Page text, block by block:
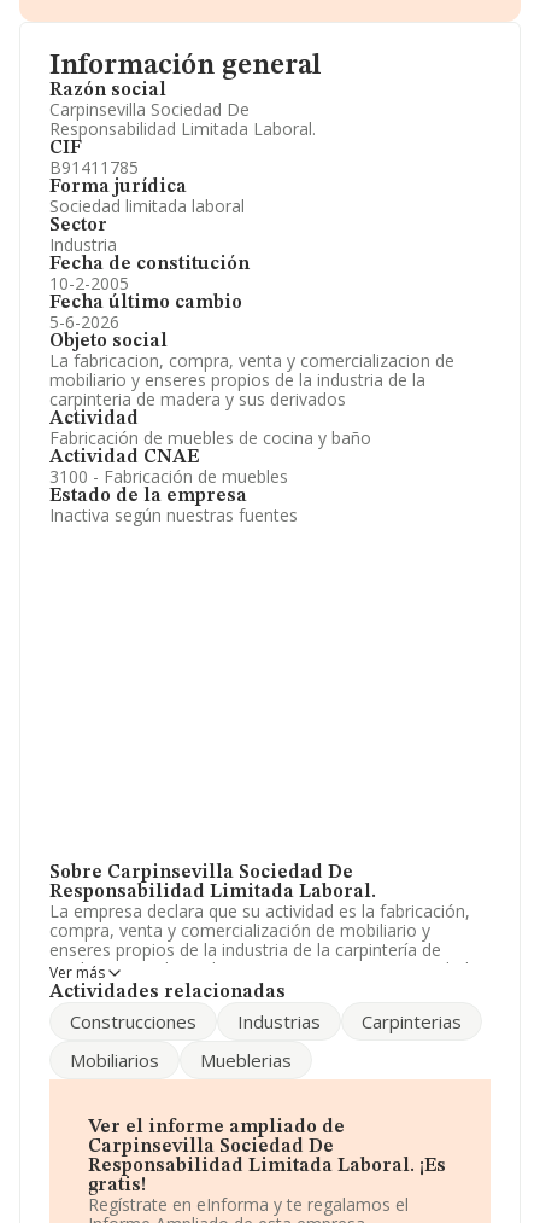
Información general
Razón social
Carpinsevilla Sociedad De
Responsabilidad Limitada Laboral.
CIF
B91411785
Forma jurídica
Sociedad limitada laboral
Sector
Industria
Fecha de constitución
10-2-2005
Fecha último cambio
5-6-2026
Objeto social
La fabricacion, compra, venta y comercializacion de
mobiliario y enseres propios de la industria de la
carpinteria de madera y sus derivados
Actividad
Fabricación de muebles de cocina y baño
Actividad CNAE
3100 - Fabricación de muebles
Estado de la empresa
Inactiva según nuestras fuentes
Sobre Carpinsevilla Sociedad De
Responsabilidad Limitada Laboral.
La empresa declara que su actividad es la fabricación,
compra, venta y comercialización de mobiliario y
enseres propios de la industria de la carpintería de
madera y sus derivados. La empresa es una Sociedad
Limitada. Su actividad CNAE es '%cnae%' con código
exteriores.
La sociedad españolaCarpinsevilla Sociedad de
Responsabilidad Limitada Laboral, NIF B91411785,
municipio de Fuente Del Rey, en Sevilla, Andalucía.
Con los datos a disposición de INFORMA sobre 14.916
empresas pertenecientes al sector, a nivel nacional la
facturación asciende a 7.289 millones de euros y el
Ver más
Actividades relacionadas
Construcciones Industrias
Carpinterias
Mobiliarios
Mueblerias
Ver el informe ampliado de
Carpinsevilla Sociedad De
Responsabilidad Limitada Laboral. ¡Es
gratis!
Regístrate en eInforma y te regalamos el
Accionistas.
Artículos de prensa publicados sobre la empresa.
Información oficial y registral complementaria.